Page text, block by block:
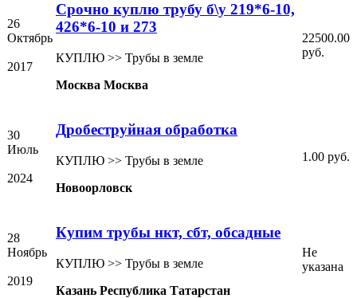
26
Октябрь
2017
Срочно куплю трубу б\у 219*6-10,
426*6-10 и 273
КУПЛЮ >> Трубы в земле
Москва Москва
22500.00
руб.
30
Июль
2024
Дробеструйная обработка
КУПЛЮ >> Трубы в земле
Новоорловск
1.00 руб.
28
Ноябрь
2019
Купим трубы нкт, сбт, обсадные
КУПЛЮ >> Трубы в земле
Казань Республика Татарстан
Не
указана